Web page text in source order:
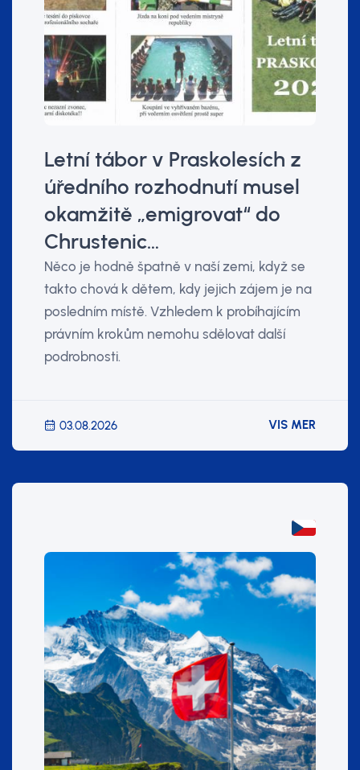
Letní tábor v Praskolesích z
úředního rozhodnutí musel
okamžitě „emigrovat“ do
Chrustenic…
Něco je hodně špatně v naší zemi, když se
takto chová k dětem, kdy jejich zájem je na
posledním místě. Vzhledem k probíhajícím
právním krokům nemohu sdělovat další
podrobnosti.
03.08.2026 VIS MER